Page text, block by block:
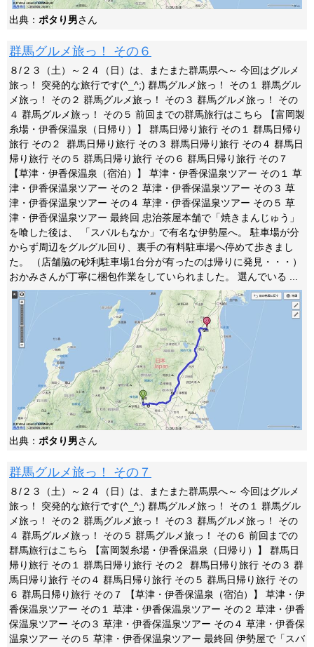
出典： ポタり男さん
群馬グルメ旅っ！ その６
８/２３（土）～２４（日）は、またまた群馬県へ～ 今回はグルメ
旅っ！ 突発的な旅行です(^_^;) 群馬グルメ旅っ！ その１ 群馬グル
メ旅っ！ その２ 群馬グルメ旅っ！ その３ 群馬グルメ旅っ！ その
４ 群馬グルメ旅っ！ その５ 前回までの群馬旅行はこちら 【富岡製
糸場・伊香保温泉（日帰り）】 群馬日帰り旅行 その１ 群馬日帰り
旅行 その２ 群馬日帰り旅行 その３ 群馬日帰り旅行 その４ 群馬日
帰り旅行 その５ 群馬日帰り旅行 その６ 群馬日帰り旅行 その７
【草津・伊香保温泉（宿泊）】 草津・伊香保温泉ツアー その１ 草
津・伊香保温泉ツアー その２ 草津・伊香保温泉ツアー その３ 草
津・伊香保温泉ツアー その４ 草津・伊香保温泉ツアー その５ 草
津・伊香保温泉ツアー 最終回 忠治茶屋本舗で「焼きまんじゅう」
を喰した後は、 「スバルもなか」で有名な伊勢屋へ。 駐車場が分
からず周辺をグルグル回り、裏手の有料駐車場へ停めて歩きまし
た。 （店舗脇の砂利駐車場1台分が有ったのは帰りに発見・・・）
おかみさんが丁寧に梱包作業をしていられました。 選んでいる ...
出典： ポタり男さん
群馬グルメ旅っ！ その７
８/２３（土）～２４（日）は、またまた群馬県へ～ 今回はグルメ
旅っ！ 突発的な旅行です(^_^;) 群馬グルメ旅っ！ その１ 群馬グル
メ旅っ！ その２ 群馬グルメ旅っ！ その３ 群馬グルメ旅っ！ その
４ 群馬グルメ旅っ！ その５ 群馬グルメ旅っ！ その６ 前回までの
群馬旅行はこちら 【富岡製糸場・伊香保温泉（日帰り）】 群馬日
帰り旅行 その１ 群馬日帰り旅行 その２ 群馬日帰り旅行 その３ 群
馬日帰り旅行 その４ 群馬日帰り旅行 その５ 群馬日帰り旅行 その
６ 群馬日帰り旅行 その７ 【草津・伊香保温泉（宿泊）】 草津・伊
香保温泉ツアー その１ 草津・伊香保温泉ツアー その２ 草津・伊香
保温泉ツアー その３ 草津・伊香保温泉ツアー その４ 草津・伊香保
温泉ツアー その５ 草津・伊香保温泉ツアー 最終回 伊勢屋で「スバ